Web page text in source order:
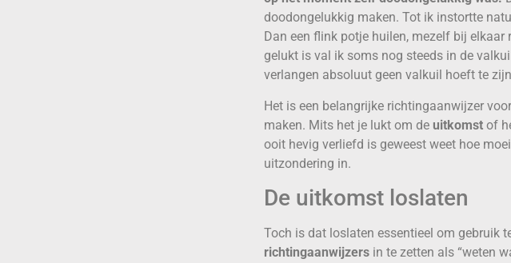
doodongelukkig maken. Tot ik instortte
Dan een flink potje huilen, mezelf bij
gelukt is val ik soms nog steeds in de
verlangen absoluut geen valkuil hoeft te
Het is een belangrijke richtingaanwijzer
maken. Mits het je lukt om de uitkomst of
ooit hevig verliefd is geweest weet hoe
uitzondering in.
De uitkomst loslaten
Toch is dat loslaten essentieel om gebruik
richtingaanwijzers in te zetten als “weten